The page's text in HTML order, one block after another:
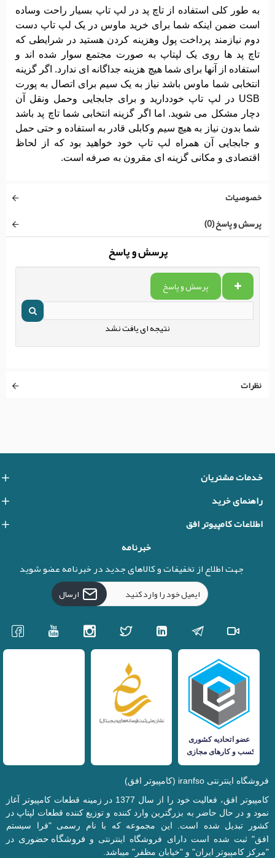
به طور کلی استفاده از تاچ پد در لپ تاپ بسیار راحت وساده
است ضمن اینکه شما برای خرید ماوس در یک لپ تاپ دست
دوم نیازمند پرداخت پول وهزینه کردن هستید در شرایطی که
تاچ پد ها روی یک لپتاپ به صورت مجتمع سوار شده اند و
استفاده از آنها برای شما هیچ هزینه جداگانه ای ندارد. اگر گزینه
انتخابی شما ماوس باشد نیاز به یک سیم برای اتصال به پورت
USB در لپ تاپ خوددارید و برای جابجایی وحمل ونقل آن
دچار مشکل می شوید. اما اگر گزینه انتخابی شما تاچ پد باشد
شما بدون نیاز به هیچ سیم وکابلی قادر به استفاده و حتی حمل
و جابجایی آن همراه لپ تاپ خود خواهید بود که از لحاظ
اقتصادی و مکانی گزینه ای مقرون به صرفه است.
خصوصیات
پرسش و پاسخ (0)
پرسش و پاسخ
پرسش و پاسخ
نتیجه ای یافت نشد
نظرات
خدمات مشتریان
راهنمای خرید
اطلاعات کامپیوتر افق
خبرنامه
جهت اطلاع از تخفیفات و کالاهای جدید در خبرنامه عضو شوید
ارسال
فروشگاه اینترنتی iranfso (کامپیوتر افق)
کامپیوتر افق، فعالیت خود را از سال 1377 در زمینه قطعات کامپیوتر آغاز
نمود و در حال حاضر به بزرگترین وارد کننده و توزیع کننده قطعات لپتاپ در
کشور تبدیل شده است. این مجموعه که با نام رسمی "فرا سیستم
افق" ثبت شده است دارای فروشگاه اینترنتی و فروشگاه حضوری در
"مرکز کامپیوتر ایران" و "خیابان مظفر" میباشد.